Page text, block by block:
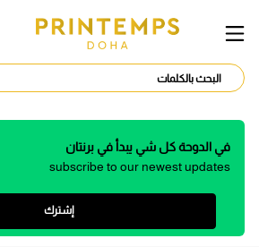
في الدوحة كل شي يبدأ في برنتان
subscribe to our newest updates
إشترك